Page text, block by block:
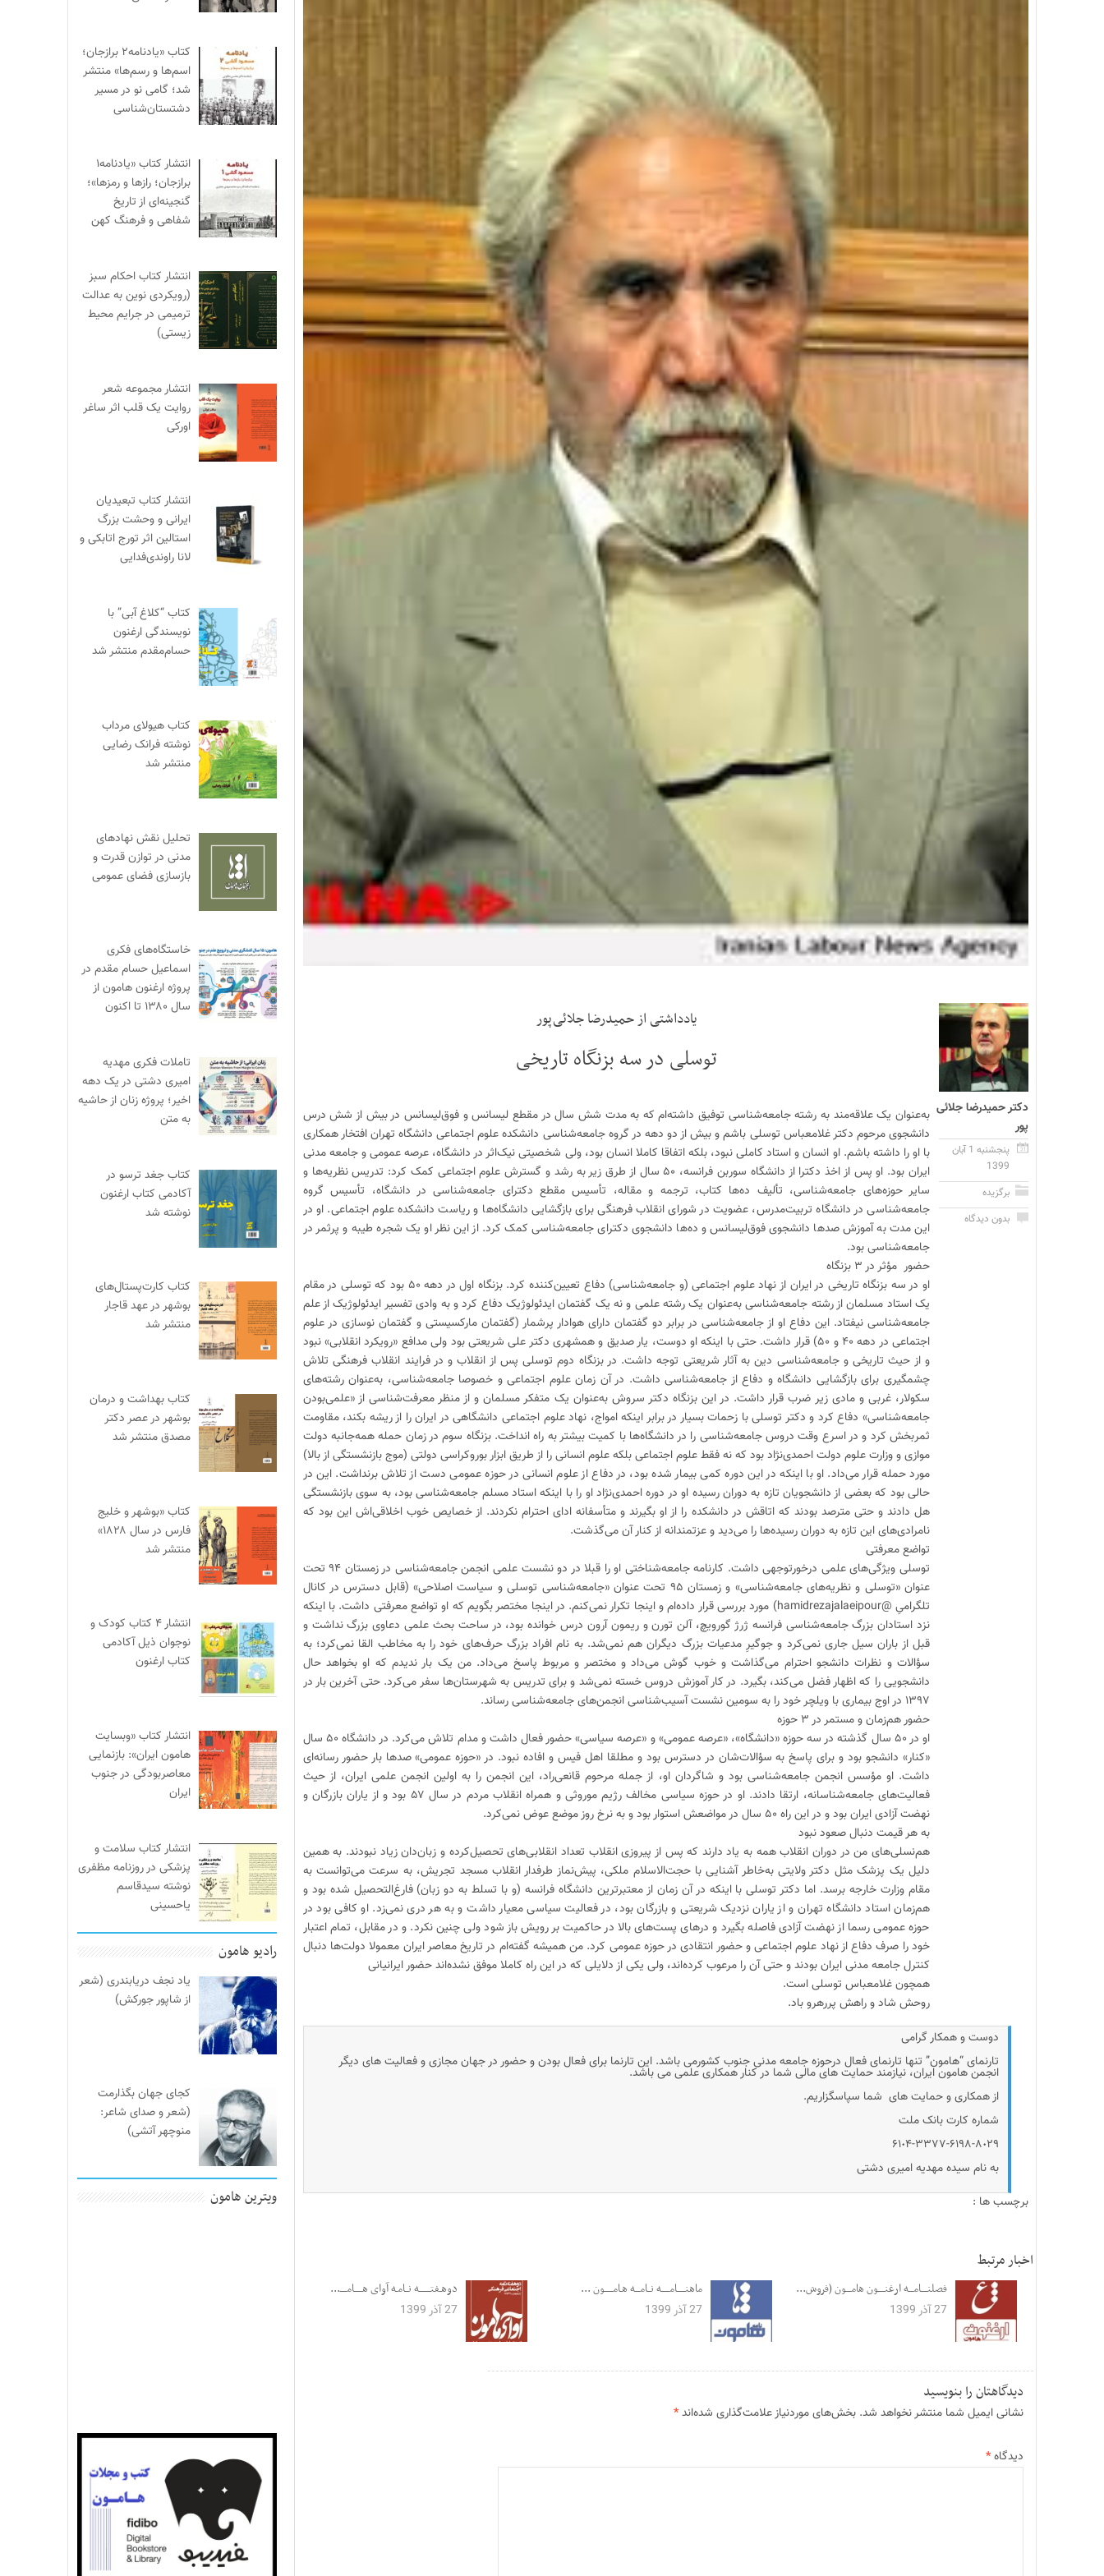
دکتر حمیدرضا جلائی
پور
پنجشنبه 1 آبان
1399
برگزیده
بدون دیدگاه
یادداشتی از حمیدرضا جلائی‌پور
توسلی در سه بزنگاه تاریخی
به‌عنوان یک علاقه‌مند به رشته جامعه‌شناسی توفیق داشته‌ام که به مدت شش سال در مقطع لیسانس و فوق‌لیسانس در بیش از شش درس
دانشجوی مرحوم دکتر غلامعباس توسلی باشم و بیش از دو دهه در گروه جامعه‌شناسی دانشکده علوم اجتماعی دانشگاه تهران افتخار همکاری
با او را داشته باشم. او انسان و استاد کاملی نبود، بلکه اتفاقا کاملا انسان بود، ولی شخصیتی نیک‌اثر در دانشگاه، عرصه عمومی و جامعه مدنی
ایران بود. او پس از اخذ دکترا از دانشگاه سوربن فرانسه، ۵۰ سال از طرق زیر به رشد و گسترش علوم اجتماعی کمک کرد: تدریس نظریه‌ها و
سایر حوزه‌های جامعه‌شناسی، تألیف ده‌ها کتاب، ترجمه و مقاله، تأسیس مقطع دکترای جامعه‌شناسی در دانشگاه، تأسیس گروه
جامعه‌شناسی در دانشگاه تربیت‌مدرس، عضویت در شورای انقلاب فرهنگی برای بازگشایی دانشگاه‌ها و ریاست دانشکده علوم اجتماعی. او در
این مدت به آموزش صدها دانشجوی فوق‌لیسانس و ده‌ها دانشجوی‌ دکترای جامعه‌شناسی کمک کرد. از این نظر او یک شجره طیبه و پرثمر در
جامعه‌شناسی بود.
حضور مؤثر در ۳ بزنگاه
او در سه بزنگاه تاریخی در ایران از نهاد علوم اجتماعی (و جامعه‌شناسی) دفاع تعیین‌کننده کرد. بزنگاه اول در دهه ۵۰ بود که توسلی در مقام
یک استاد مسلمان از رشته جامعه‌شناسی به‌عنوان یک رشته علمی و نه یک گفتمان ایدئولوژیک دفاع کرد و به وادی تفسیر ایدئولوژیک از علم
جامعه‌شناسی نیفتاد. این دفاع او از جامعه‌شناسی در برابر دو گفتمان دارای هوادار پرشمار (گفتمان مارکسیستی و گفتمان نوسازی در علوم
اجتماعی در دهه ۴۰ و ۵۰) قرار داشت. حتی با اینکه او دوست، یار صدیق و همشهری دکتر علی شریعتی بود ولی مدافع «رویکرد انقلابی» نبود
و از حیث تاریخی و جامعه‌شناسی دین به آثار شریعتی توجه داشت. در بزنگاه دوم ‌توسلی پس از انقلاب و در فرایند انقلاب فرهنگی تلاش
چشمگیری برای بازگشایی دانشگاه و دفاع از جامعه‌شناسی داشت. در آن زمان علوم اجتماعی و خصوصا جامعه‌شناسی، به‌عنوان رشته‌های
سکولار، غربی و مادی زیر ضرب ‌قرار داشت. در این بزنگاه دکتر سروش به‌عنوان یک متفکر مسلمان و از منظر معرفت‌شناسی از «علمی‌بودن
جامعه‌شناسی» دفاع کرد و دکتر توسلی با زحمات بسیار در برابر اینکه امواج، ‌‌نهاد علوم اجتماعی دانشگاهی در ایران را از ریشه بکند، مقاومت
ثمربخش کرد و در اسرع وقت دروس جامعه‌شناسی را در دانشگاه‌ها با کمیت بیشتر به راه انداخت. بزنگاه سوم در زمان حمله همه‌جانبه دولت
موازی و وزارت علوم دولت احمدی‌نژاد بود که نه فقط علوم اجتماعی بلکه علوم انسانی را از طریق ابزار بوروکراسی دولتی (موج بازنشستگی از بالا)
مورد حمله قرار می‌داد. او با اینکه در این دوره کمی بیمار شده بود، در دفاع از علوم انسانی در حوزه عمومی دست از تلاش برنداشت. این در
حالی بود که بعضی از دانشجویان تازه به دوران رسیده او در دوره احمدی‌نژاد او را با اینکه استاد مسلم جامعه‌شناسی بود، به سوی بازنشستگی
هل دادند و حتی مترصد بودند که اتاقش در دانشکده را از او بگیرند و متأسفانه ادای احترام نکردند. از خصایص خوب اخلاقی‌اش این بود که
نامرادی‌های این تازه به دوران رسیده‌ها را می‌دید و عزتمندانه از کنار آن می‌گذشت.
تواضع معرفتی
توسلی ویژگی‌های علمی درخورتوجهی داشت. کارنامه جامعه‌شناختی او را قبلا در دو نشست علمی انجمن جامعه‌شناسی در زمستان ۹۴ تحت
عنوان «توسلی و نظریه‌های جامعه‌شناسی» و زمستان ۹۵ تحت عنوان «جامعه‌شناسی توسلی و سیاست اصلاحی» (قابل دسترس در کانال
تلگرامیِ @hamidrezajalaeipour) مورد بررسی قرار داد‌ه‌ام و اینجا تکرار نمی‌کنم. در اینجا مختصر بگویم که او تواضع معرفتی داشت. با اینکه
نزد استادان بزرگ جامعه‌شناسی فرانسه ژرژ گورویچ، آلن تورن و ریمون آرون درس خوانده بود، در ساحت بحث علمی دعاوی بزرگ نداشت ‌و
قبل از باران سیل جاری نمی‌کرد و جوگیرِ مدعیات بزرگ دیگران هم نمی‌شد. به ‌نام افراد بزرگ حرف‌های خود را به مخاطب القا نمی‌کرد؛ به
سؤالات و نظرات دانشجو احترام می‌گذاشت و خوب گوش می‌داد و مختصر و مربوط پاسخ می‌داد. من یک ‌بار ندیدم که او بخواهد حال
دانشجویی را که اظهار فضل می‌کند، بگیرد. در کار آموزش دروس خسته نمی‌شد و برای تدریس به شهرستان‌ها سفر می‌کرد. حتی آخرین بار در
۱۳۹۷ در اوج بیماری با ویلچر خود را به سومین نشست آسیب‌شناسی انجمن‌های جامعه‌شناسی رساند.
حضور هم‌زمان و مستمر در ۳ حوزه
او در ۵۰ سال گذشته در سه حوزه «دانشگاه»، «عرصه عمومی» و «عرصه سیاسی» حضور فعال داشت و مدام تلاش می‌کرد. ‌در دانشگاه ۵۰ سال
«کنار» دانشجو بود و برای پاسخ به سؤالات‌شان در دسترس بود و مطلقا اهل فیس و افاده نبود. در «حوزه عمومی» صدها بار حضور رسانه‌ای
داشت. او مؤسس انجمن جامعه‌شناسی بود و شاگردان او، از جمله مرحوم قانعی‌راد، این انجمن را به اولین انجمن علمی ایران، از حیث
فعالیت‌های جامعه‌شناسانه، ارتقا دادند. او در حوزه سیاسی مخالف رژیم موروثی و همراه انقلاب مردم در سال ۵۷ بود و از یاران بازرگان و
نهضت آزادی ایران بود و در این راه ۵۰ سال در مواضعش استوار بود و به نرخ روز موضع عوض نمی‌کرد.
به هر قیمت دنبال صعود نبود
هم‌نسلی‌های من در دوران انقلاب همه به یاد دارند که پس از پیروزی انقلاب تعداد انقلابی‌های تحصیل‌کرده و زبان‌دان زیاد نبودند. به همین
دلیل یک پزشک مثل دکتر ولایتی به‌خاطر آشنایی با حجت‌الاسلام ملکی، پیش‌نماز طرفدار انقلاب مسجد تجریش، به سرعت می‌توانست به
مقام وزارت خارجه برسد. اما دکتر توسلی با اینکه در آن زمان از معتبرترین دانشگاه فرانسه (و با تسلط به دو زبان) فارغ‌التحصیل شده بود و
هم‌زمان استاد دانشگاه تهران و از یاران نزدیک شریعتی و بازرگان بود، در فعالیت سیاسی معیار داشت و به هر دری نمی‌زد. او کافی بود در
حوزه عمومی رسما از نهضت آزادی فاصله بگیرد و درهای پست‌های بالا در حاکمیت بر رویش باز شود ولی چنین نکرد. و در مقابل، تمام اعتبار
خود را صرف دفاع از نهاد علوم اجتماعی و حضور انتقادی در حوزه عمومی کرد. من همیشه گفته‌ام در تاریخ معاصر ایران معمولا د‌ولت‌ها دنبال
کنترل جامعه مدنی ایران بودند و حتی آن را مرعوب کرده‌اند‌، ولی یکی از دلایلی که در این راه کاملا موفق نشده‌اند حضور ایرانیانی
همچون غلامعباس توسلی است.
روحش شاد و راهش پررهرو باد.
دوست و همکار گرامی
تارنمای “هامون” تنها تارنمای فعال درحوزه جامعه مدنی جنوب کشورمی باشد. این تارنما برای فعال بودن و حضور در جهان مجازی و فعالیت های دیگر
انجمن هامون ایران، نیازمند حمایت های مالی شما در کنار همکاری علمی می باشد.
از همکاری و حمایت های شما سپاسگزاریم.
شماره کارت بانک ملت
۶۱٠۴-۳۳۷۷-۶۱۹۸-۸٠۲۹
به نام سیده مهدیه امیری دشتی
برچسب ها :
اخبار مرتبط
فصلنــــامـــه ارغنــــون هامـــون (فروش...
27 آذر 1399
ماهنـــــامـــــه نــامـــه هـامـــــون ...
27 آذر 1399
دوهـفتـــــــه نــامـه آوای هـــــامــــ...
27 آذر 1399
دیدگاهتان را بنویسید
نشانی ایمیل شما منتشر نخواهد شد. بخش‌های موردنیاز علامت‌گذاری شده‌اند*
دیدگاه*
کتاب «یادنامه۲ برازجان؛
اسم‌ها و رسم‌ها» منتشر
شد؛ گامی نو در مسیر
دشتستان‌شناسی
انتشار کتاب «یادنامه۱
برازجان؛ رازها و رمزها»؛
گنجینه‌ای از تاریخ
شفاهی و فرهنگ کهن
انتشار کتاب احکام سبز
(رویکردی نوین به عدالت
ترمیمی در جرایم محیط‌
زیستی)
انتشار مجموعه شعر
روایت یک قلب اثر ساغر
اورکی
انتشار کتاب تبعیدیان
ایرانی و وحشت بزرگ
استالین اثر تورج اتابکی و
لانا راوندی‌فدایی
کتاب “کلاغ آبی” با
نویسندگی ارغنون
حسام‌مقدم منتشر شد
کتاب هیولای مرداب
نوشته فرانک رضایی
منتشر شد
تحلیل نقش نهادهای
مدنی در توازن قدرت و
بازسازی فضای عمومی
خاستگاه‌های فکری
اسماعیل حسام مقدم در
پروژه ارغنون هامون از
سال ۱۳۸۰ تا اکنون
تاملات فکری مهدیه
امیری دشتی در یک دهه
اخیر؛ پروژه زنان از حاشیه
به متن
کتاب جغد ترسو در
آکادمی کتاب ارغنون
نوشته شد
کتاب کارت‌پستال‌های
بوشهر در عهد قاجار
منتشر شد
کتاب بهداشت و درمان
بوشهر در عصر دکتر
مصدق منتشر شد
کتاب «بوشهر و خلیج
فارس در سال ۱۸۲۸»
منتشر شد
انتشار ۴ کتاب کودک و
نوجوان ذیل آکادمی
کتاب ارغنون
انتشار کتاب «وبسایت
هامون ایران»: بازنمایی
معاصربودگی در جنوب
ایران
انتشار کتاب سلامت و
پزشکی در روزنامه مظفری
نوشته سیدقاسم
یاحسینی
رادیو هامون
یاد نجف دریابندری (شعر
از شاپور جورکش)
کجای جهان بگذارمت
(شعر و صدای شاعر:
منوچهر آتشی)
ویترین هامون